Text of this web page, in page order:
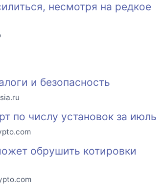
несмотря на редкое
и безопасность
по числу установок за июль
обрушить котировки